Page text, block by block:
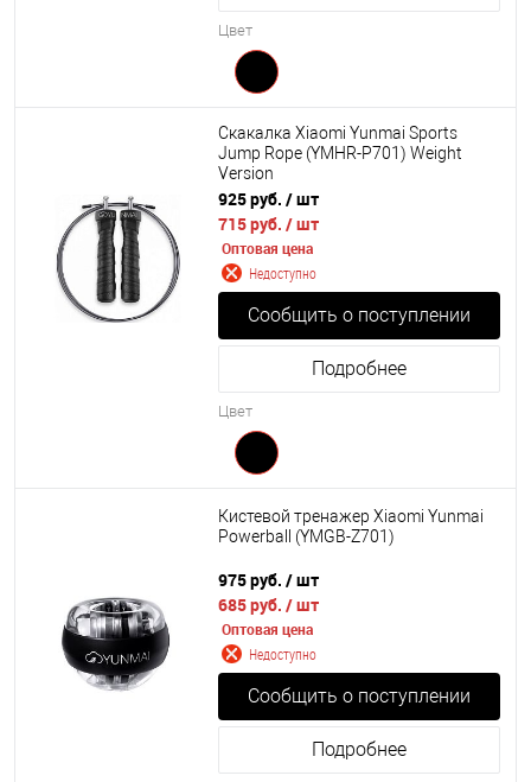
Цвет
Скакалка Xiaomi Yunmai Sports
Jump Rope (YMHR-P701) Weight
Version
925 руб. / шт
715 руб. / шт
Оптовая цена
Недоступно
Сообщить о поступлении
Подробнее
Цвет
Кистевой тренажер Xiaomi Yunmai
Powerball (YMGB-Z701)
975 руб. / шт
685 руб. / шт
Оптовая цена
Недоступно
Сообщить о поступлении
Подробнее